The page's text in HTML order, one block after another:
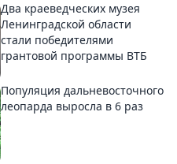
Два краеведческих музея
Ленинградской области
стали победителями
грантовой программы ВТБ
Популяция дальневосточного
леопарда выросла в 6 раз